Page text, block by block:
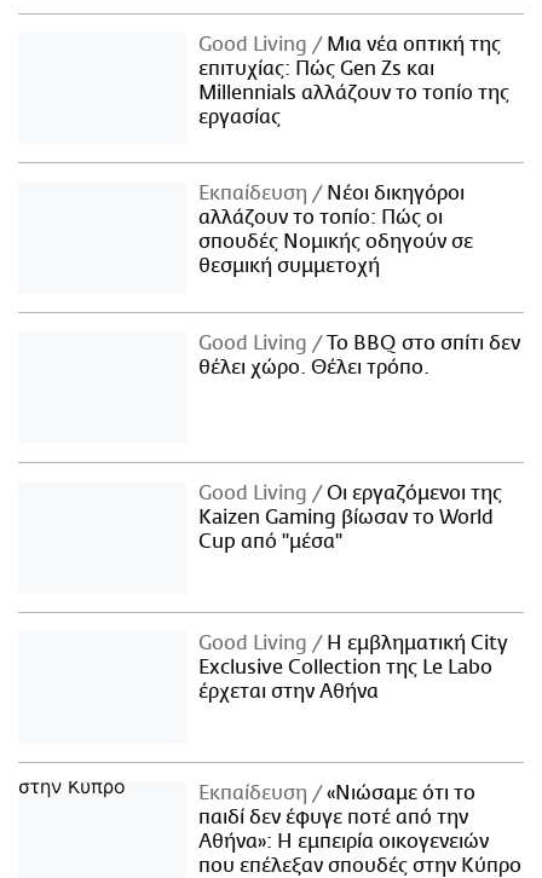
Good Living
Μια νέα οπτική της
επιτυχίας: Πώς Gen Zs και
Millennials αλλάζουν το τοπίο της
εργασίας
Εκπαίδευση
Νέοι δικηγόροι
αλλάζουν το τοπίο: Πώς οι
σπουδές Νομικής οδηγούν σε
θεσμική συμμετοχή
Good Living
Το BBQ στο σπίτι δεν
θέλει χώρο. Θέλει τρόπο.
Good Living
Οι εργαζόμενοι της
Kaizen Gaming βίωσαν το World
Cup από "μέσα"
Good Living
Η εμβληματική City
Exclusive Collection της Le Labo
έρχεται στην Αθήνα
Εκπαίδευση
«Νιώσαμε ότι το
παιδί δεν έφυγε ποτέ από την
Αθήνα»: Η εμπειρία οικογενειών
που επέλεξαν σπουδές στην Κύπρο